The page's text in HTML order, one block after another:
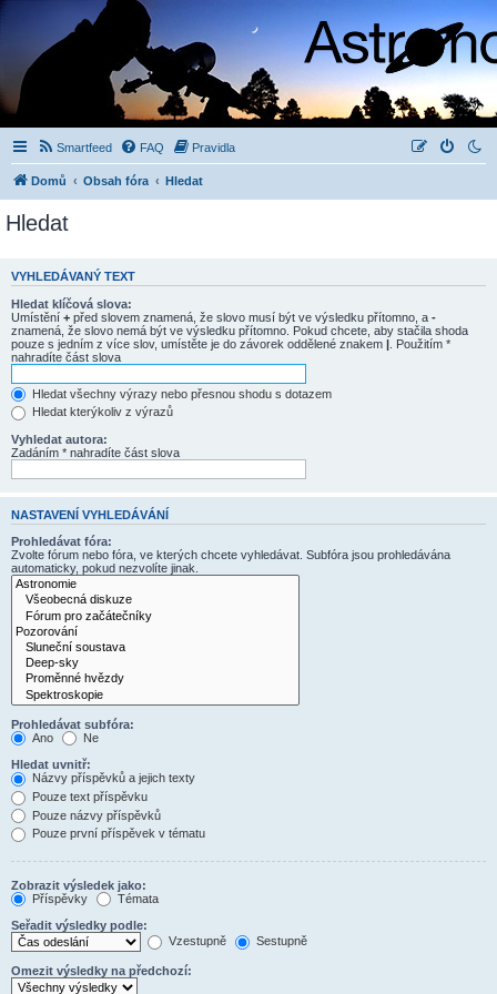
Smartfeed FAQ Pravidla
Domů Obsah fóra Hledat
Hledat
VYHLEDÁVANÝ TEXT
Hledat klíčová slova:
Umístění + před slovem znamená, že slovo musí být ve výsledku přítomno, a -
znamená, že slovo nemá být ve výsledku přítomno. Pokud chcete, aby stačila shoda
pouze s jedním z více slov, umístěte je do závorek oddělené znakem | . Použitím *
nahradíte část slova
Hledat všechny výrazy nebo přesnou shodu s dotazem
Hledat kterýkoliv z výrazů
Vyhledat autora:
Zadáním * nahradíte část slova
NASTAVENÍ VYHLEDÁVÁNÍ
Prohledávat fóra:
Zvolte fórum nebo fóra, ve kterých chcete vyhledávat. Subfóra jsou prohledávána
automaticky, pokud nezvolíte jinak.
Prohledávat subfóra:
Ano
Ne
Hledat uvnitř:
Názvy příspěvků a jejich texty
Pouze text příspěvku
Pouze názvy příspěvků
Pouze první příspěvek v tématu
Zobrazit výsledek jako:
Příspěvky
Témata
Seřadit výsledky podle:
Vzestupně
Sestupně
Omezit výsledky na předchozí: